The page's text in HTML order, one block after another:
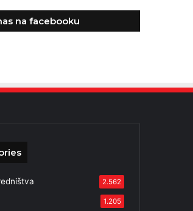
na facebooku
2.562
1.205